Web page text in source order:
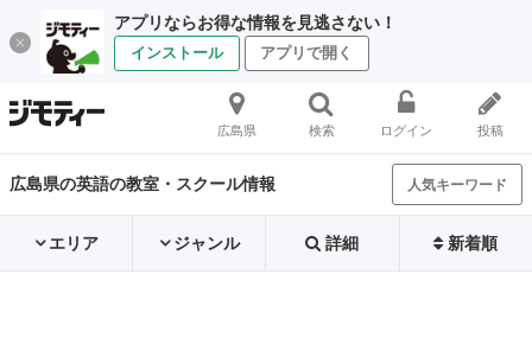
アプリならお得な情報を見逃さない！
インストール アプリで開く
広島県 検索 ログイン 投稿
広島県の英語の教室・スクール情報 人気キーワード
エリア ジャンル 詳細 新着順